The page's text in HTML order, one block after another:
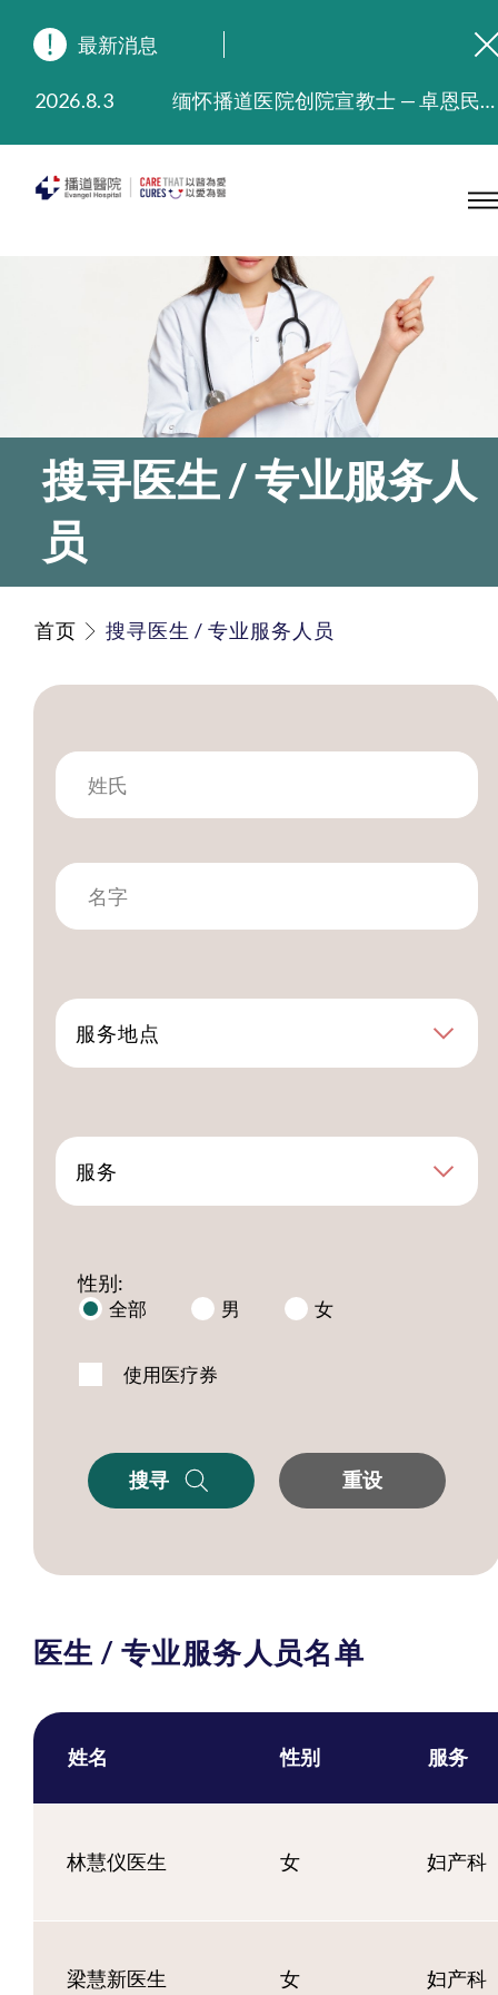
最新消息
2026.8.3
缅怀播道医院创院宣教士 — 卓恩民医生香港追思会
2025.9.23
本院在暴雨或台风警告信号 (包括黑色暴雨及8号或以上热带气旋警告信号) 下，仍会维持有限度服务。如有查询，可致电2711 5222。
搜寻医生 / 专业服务人
员
首页 搜寻医生 / 专业服务人员
服务地点
服务
性别:
全部 男 女
使用医疗券
搜寻 重设
医生 / 专业服务人员名单
姓名 性别 服务
林慧仪医生 女 妇产科
梁慧新医生 女 妇产科